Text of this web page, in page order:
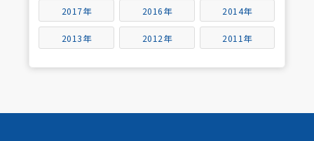
2017年 2016年 2014年
2013年 2012年 2011年